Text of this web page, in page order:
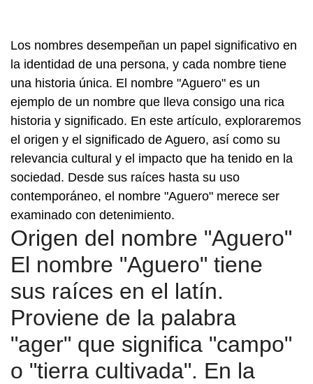
Los nombres desempeñan un papel significativo en
la identidad de una persona, y cada nombre tiene
una historia única. El nombre "Aguero" es un
ejemplo de un nombre que lleva consigo una rica
historia y significado. En este artículo, exploraremos
el origen y el significado de Aguero, así como su
relevancia cultural y el impacto que ha tenido en la
sociedad. Desde sus raíces hasta su uso
contemporáneo, el nombre "Aguero" merece ser
examinado con detenimiento.
Origen del nombre "Aguero"
El nombre "Aguero" tiene
sus raíces en el latín.
Proviene de la palabra
"ager" que significa "campo"
o "tierra cultivada". En la